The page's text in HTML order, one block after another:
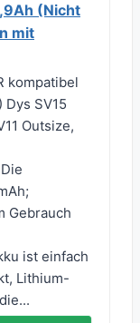
(Nicht
mit
kompatibel
SV15
Outsize,
Gebrauch
ist einfach
Lithium-